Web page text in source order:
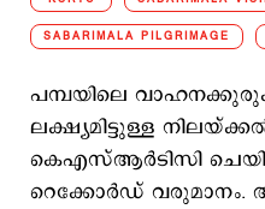
SABARIMALA PILGRIMAGE
പമ്പയിലെ
ലക്ഷ്യമിട്ടുള്ള
കെഎസ്ആര്‍ടിസി
റെക്കോര്‍ഡ്